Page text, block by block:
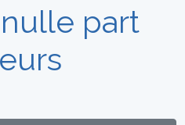
part